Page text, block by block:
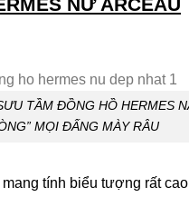
TẦM ĐỒNG HỒ HERMES
MỌI ĐẤNG MÀY RÂU
tính biểu tượng rất